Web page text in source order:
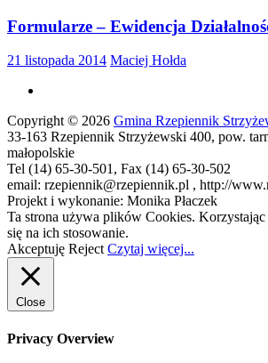
Formularze – Ewidencja
21 listopada 2014 Maciej Hołda
Copyright © 2026 Gmina Rzepiennik
33-163 Rzepiennik Strzyżewski 400, pow.
małopolskie
Tel (14) 65-30-501, Fax (14) 65-30-502
email: rzepiennik@rzepiennik.pl , http://
Projekt i wykonanie: Monika Płaczek
Ta strona używa plików Cookies.
się na ich stosowanie.
Akceptuję Reject Czytaj więcej...
Close
Privacy Overview